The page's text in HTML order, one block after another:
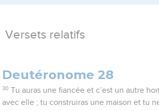
Versets relatifs
Deutéronome 28
30 Tu auras une fiancée et c’est un autre
avec elle ; tu construiras une maison et tu